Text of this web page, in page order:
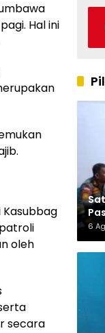
Hal ini
Kasubbag
oleh
secara
6